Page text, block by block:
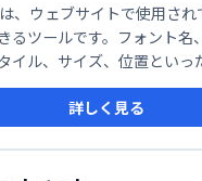
、ウェブサイトで使用され
るツールです。フォント名
イル、サイズ、位置といっ
どのフォントを使っている
詳しく見る